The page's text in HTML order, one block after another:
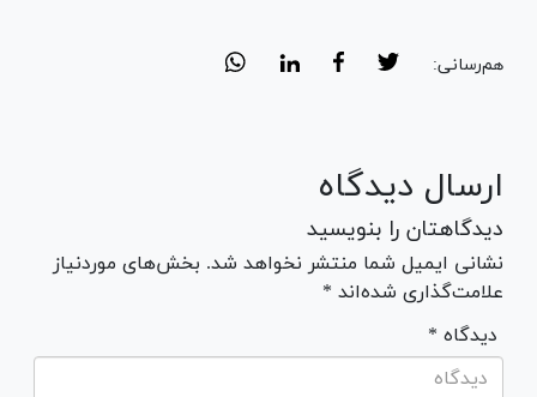
هم‌رسانی:
ارسال دیدگاه
دیدگاهتان را بنویسید
نشانی ایمیل شما منتشر نخواهد شد. بخش‌های موردنیاز
علامت‌گذاری شده‌اند *
* دیدگاه